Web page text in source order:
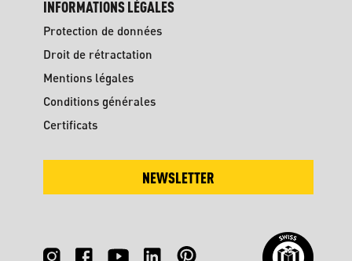
INFORMATIONS LÉGALES
Protection de données
Droit de rétractation
Mentions légales
Conditions générales
Certificats
NEWSLETTER